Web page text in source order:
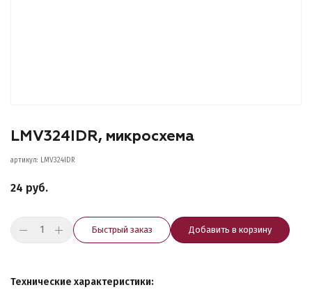
LMV324IDR, микросхема
артикул: LMV324IDR
24 руб.
Добавить в корзину
Быстрый заказ
Технические характеристики: